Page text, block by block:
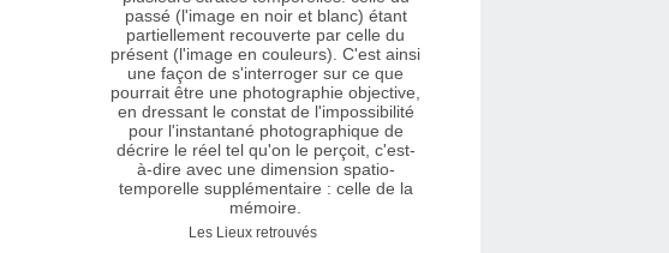
Les Lieux retrouvés